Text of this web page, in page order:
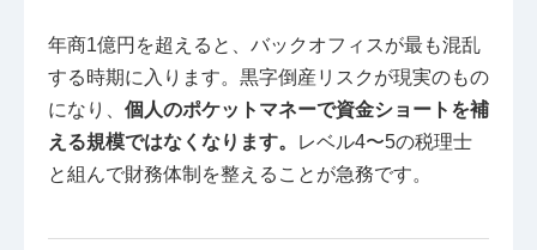
年商1億円を超えると、バックオフィスが最も混乱
する時期に入ります。黒字倒産リスクが現実のもの
になり、 個人のポケットマネーで資金ショートを補
える規模ではなくなります。
レベル4〜5の税理士
と組んで財務体制を整えることが急務です。